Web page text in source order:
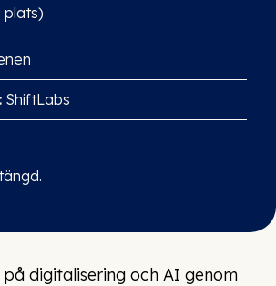
plats)
ShiftLabs
på digitalisering och AI genom